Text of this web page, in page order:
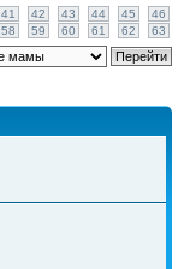
41 42 43 44 45
46
58 59 60 61 62 63